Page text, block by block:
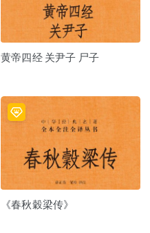
黄帝四经 关尹子 尸子
《春秋穀梁传》